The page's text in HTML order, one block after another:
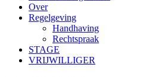
Over
Regelgeving
Handhaving
Rechtspraak
STAGE
VRIJWILLIGER